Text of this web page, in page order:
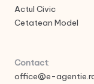
Actul Civic
Cetatean Model
Contact:
office@e-